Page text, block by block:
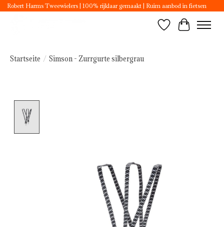
Robert Harms Tweewielers | 100% rijklaar gemaakt | Ruim aanbod in fietsen
Wunschzettel
Ihr
Startseite / Simson - Zurrgurte silbergrau